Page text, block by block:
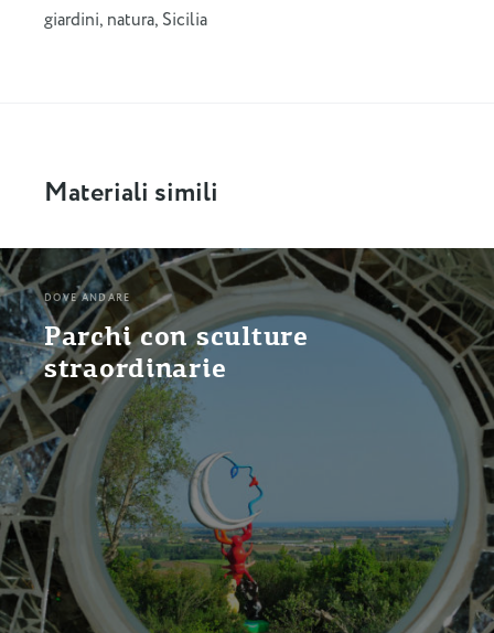
giardini, natura, Sicilia
Materiali simili
DOVE ANDARE
Parchi con sculture
straordinarie